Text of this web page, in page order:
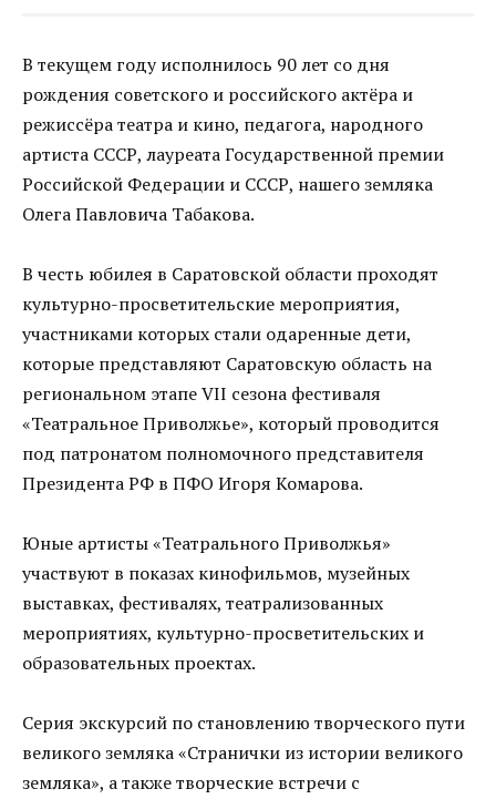
В текущем году исполнилось 90 лет со дня
рождения советского и российского актёра и
режиссёра театра и кино, педагога, народного
артиста СССР, лауреата Государственной премии
Российской Федерации и СССР, нашего земляка
Олега Павловича Табакова.
В честь юбилея в Саратовской области проходят
культурно-просветительские мероприятия,
участниками которых стали одаренные дети,
которые представляют Саратовскую область на
региональном этапе VII сезона фестиваля
«Театральное Приволжье», который проводится
под патронатом полномочного представителя
Президента РФ в ПФО Игоря Комарова.
Юные артисты «Театрального Приволжья»
участвуют в показах кинофильмов, музейных
выставках, фестивалях, театрализованных
мероприятиях, культурно-просветительских и
образовательных проектах.
Серия экскурсий по становлению творческого пути
великого земляка «Странички из истории великого
земляка», а также творческие встречи с